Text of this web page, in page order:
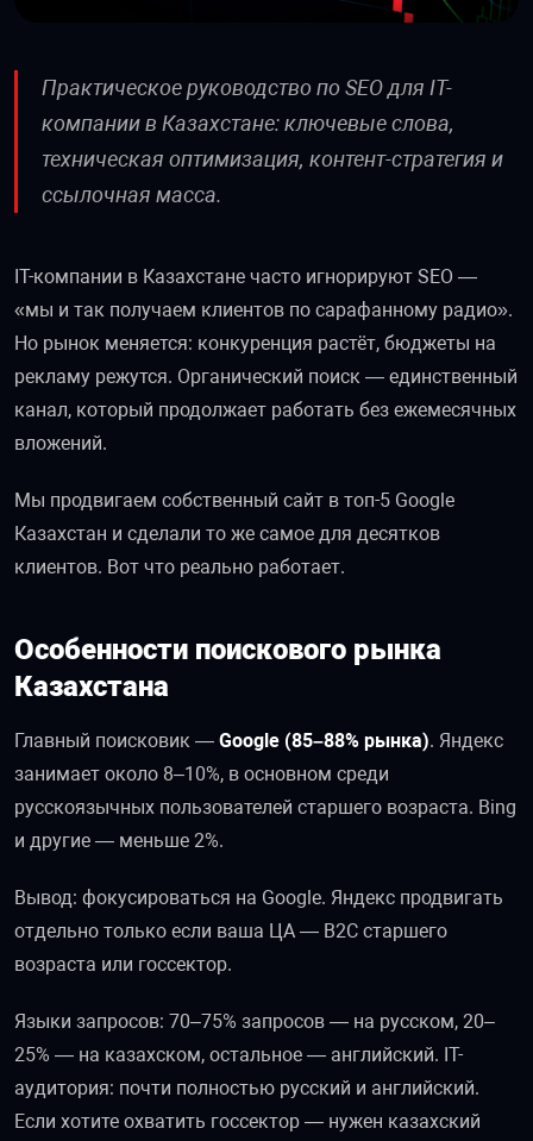
Практическое руководство по SEO для IT-
компании в Казахстане: ключевые слова,
техническая оптимизация, контент-стратегия и
ссылочная масса.
IT-компании в Казахстане часто игнорируют SEO —
«мы и так получаем клиентов по сарафанному радио».
Но рынок меняется: конкуренция растёт, бюджеты на
рекламу режутся. Органический поиск — единственный
канал, который продолжает работать без ежемесячных
вложений.
Мы продвигаем собственный сайт в топ-5 Google
Казахстан и сделали то же самое для десятков
клиентов. Вот что реально работает.
Особенности поискового рынка
Казахстана
Главный поисковик — Google (85–88% рынка). Яндекс
занимает около 8–10%, в основном среди
русскоязычных пользователей старшего возраста. Bing
и другие — меньше 2%.
Вывод: фокусироваться на Google. Яндекс продвигать
отдельно только если ваша ЦА — B2C старшего
возраста или госсектор.
Языки запросов: 70–75% запросов — на русском, 20–
25% — на казахском, остальное — английский. IT-
аудитория: почти полностью русский и английский.
Если хотите охватить госсектор — нужен казахский